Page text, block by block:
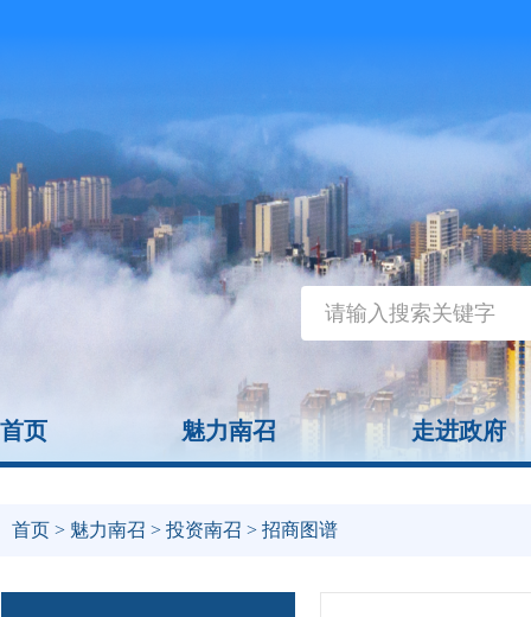
首页 魅力南召 走进政府
首页 > 魅力南召 > 投资南召 > 招商图谱